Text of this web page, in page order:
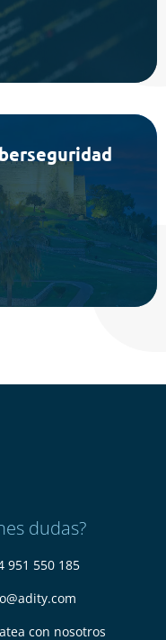
dudas?
951 550 185
con nosotros